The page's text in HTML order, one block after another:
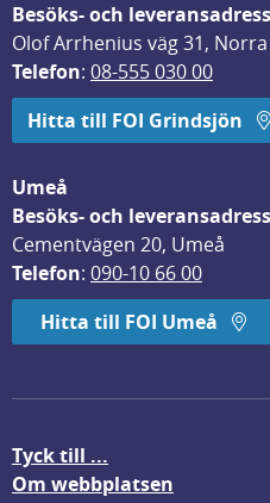
Besöks- och leveransadress
Olof Arrhenius väg 31,
Telefon: 08-555 030 00
Hitta till FOI Grindsjön
Umeå
Besöks- och leveransadress
Cementvägen 20, Umeå
Telefon: 090-10 66 00
Hitta till FOI Umeå
Tyck till ...
Om webbplatsen